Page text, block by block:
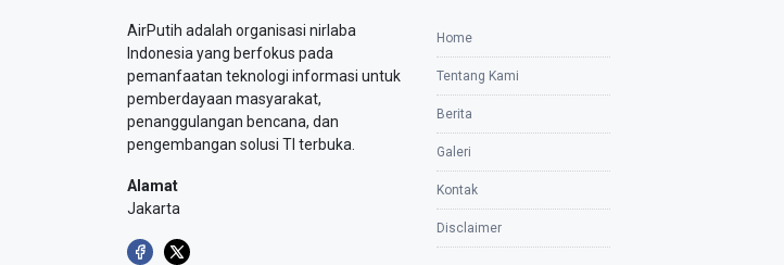
AirPutih adalah organisasi nirlaba
Indonesia yang berfokus pada
pemanfaatan teknologi informasi untuk
pemberdayaan masyarakat,
penanggulangan bencana, dan
pengembangan solusi TI terbuka.
Alamat
Jakarta
Home
Tentang Kami
Berita
Galeri
Kontak
Disclaimer